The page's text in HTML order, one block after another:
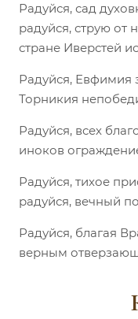
Радуйся, сад
радуйся, струю от
стране Иверстей
Радуйся, Евфимия
Торникия
Радуйся, всех
иноков
Радуйся, тихое
радуйся, вечный
Радуйся, благая
верным